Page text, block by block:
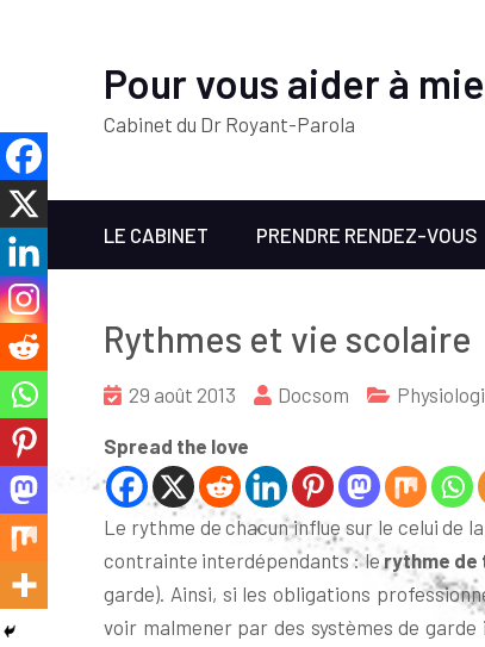
Pour vous aider à
Cabinet du Dr Royant-Parola
LE CABINET PRENDRE RENDEZ-VOUS
Rythmes et vie scolaire
29 août 2013 Docsom
Spread the love
Le rythme de chacun influe sur le celui de
contrainte interdépendants : lerythme de
garde). Ainsi, si les obligations
voir malmener par des systèmes de garde